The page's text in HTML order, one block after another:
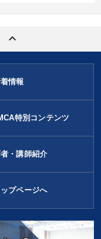
探しいただけます
継 金利
ジメント
FCビジネス DX
keyboard_arrow_up
情報
特別コンテンツ
・講師紹介
ップページへ